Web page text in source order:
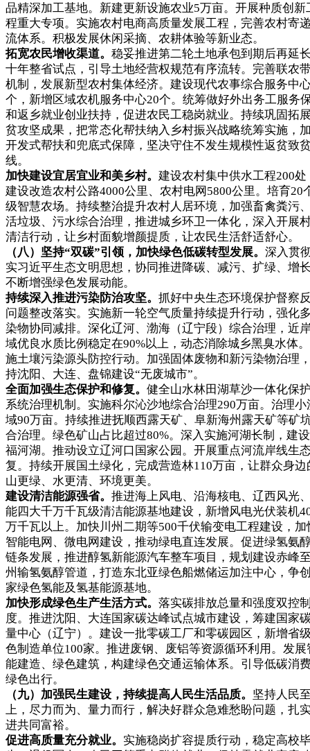
品精深加工基地。新建更新设施农业5万亩。开展种质创新
程重大专项。实施农村电商高质量发展工程，完善农村寄
流体系。积极发展休闲采摘、农耕体验等新业态。
拓宽农民增收渠道。 稳妥推进第二轮土地承包到期后再延
十年整省试点，引导土地经营权规范有序流转。完善联农
机制，发展新型农村集体经济。建设现代农事综合服务中
个，新增区域农机服务中心20个。统筹做好外出务工服务
和返乡就业创业扶持，促进农民工稳岗就业。持续巩固拓
贫攻坚成果，把常态化帮扶纳入乡村振兴战略统筹实施，
开发式帮扶和兜底式保障，坚决守住不发生规模性返贫致
线。
加快建设宜居宜业和美乡村。 建设农村集中供水工程200处
建设改造农村公路4000公里、农村电网5800公里。培育20
级智慧农场。持续整治提升农村人居环境，加强畜禽粪污
活垃圾、污水综合治理，推进城乡环卫一体化，深入开展
清洁行动，让乡村面貌增颜提质，让农民生活舒适舒心。
（八）坚持“双碳”引领，加快绿色低碳转型发展。 深入贯
实习近平生态文明思想，协同推进降碳、减污、扩绿、增
不断增强绿色发展动能。
持续深入推进污染防治攻坚。 抓好中央生态环境保护督察
问题整改落实。实施新一轮空气质量持续提升行动，强化
染物协同减排。深化辽河、渤海（辽宁段）综合治理，近
域优良水质比例稳定在90%以上，动态消除城乡黑臭水体
施土壤污染源头防控行动。加强固体废物和新污染物治理
持沈阳、大连、盘锦建设“无废城市”。
全面加强生态保护和修复。 健全山水林田湖草沙一体化保
系统治理机制。实施科尔沁沙地综合治理290万亩。治理小
域90万亩。持续推进抚顺西露天矿、阜新海州露天矿等矿
合治理。绿色矿山占比超过80%。深入实施河湖长制，建
福河湖。推动设立辽河口国家公园。开展重点河流岸线生
复。持续开展国土绿化，完成营造林110万亩，让群众身边
山更绿、水更清、环境更美。
建设清洁能源强省。 推进海上风电、沿海核电、辽西风光
能四大千万千瓦级清洁能源基地建设，新增风电光伏装机
万千瓦以上。加快川州二期等500千伏输变电工程建设，加
智能电网、微电网建设，推动绿电直连发展。促进绿氢氨
链条发展，推进醇氢新能源汽车整车项目，规划建设赤峰
州输氢氨醇管道，打造东北亚绿色船燃储运加注中心，争
家绿色氢能及氢基能源基地。
加快形成绿色生产生活方式。 落实碳排放总量和强度双控
度。推进沈阳、大连国家碳达峰试点城市建设，筹建国家
量中心（辽宁）。建设一批零碳工厂和零碳园区，新增省
色制造单位100家。推进废钢、废铝等资源循环利用。发展
能建造、绿色建筑，构建绿色交通运输体系。引导低碳消
绿色出行。
（九）加强民生建设，持续提高人民生活品质。 坚持人民
上，尽力而为、量力而行，解决好群众急难愁盼问题，扎
进共同富裕。
促进高质量充分就业。 实施稳岗扩容提质行动，稳定高校